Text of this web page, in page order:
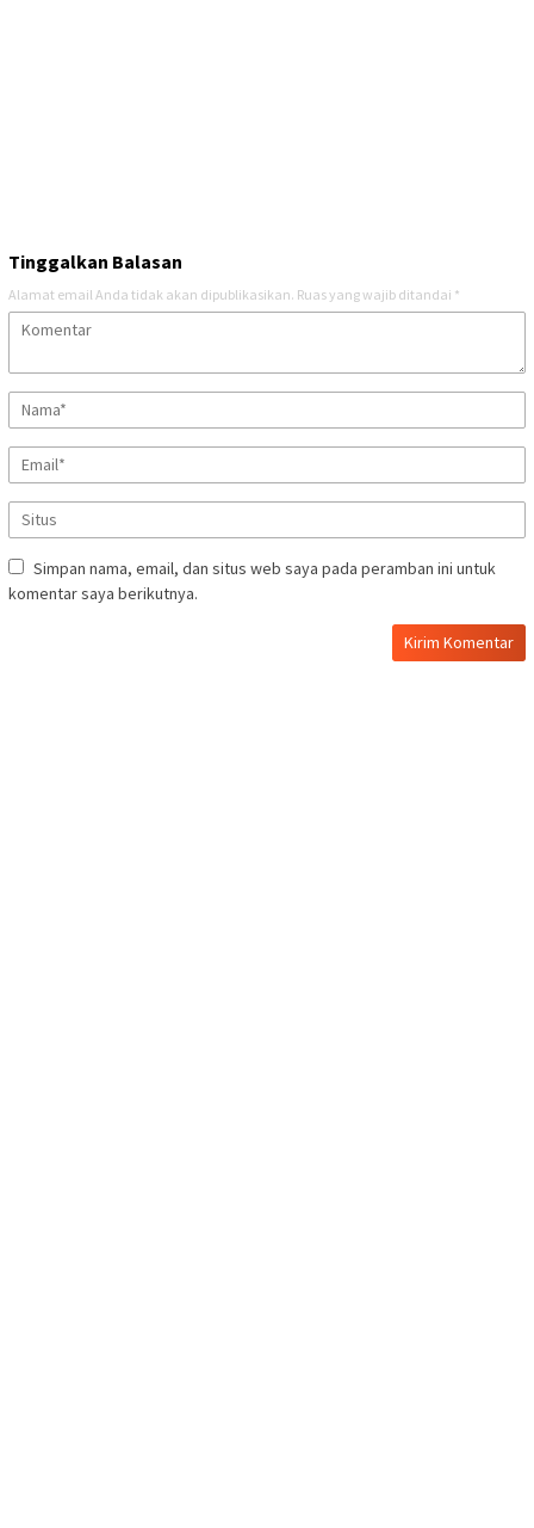
Tinggalkan Balasan
Alamat email Anda tidak akan dipublikasikan. Ruas yang wajib ditandai *
Simpan nama, email, dan situs web saya pada peramban ini untuk
komentar saya berikutnya.